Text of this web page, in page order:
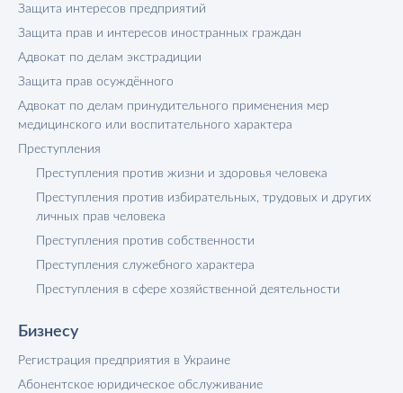
Защита интересов предприятий
Защита прав и интересов иностранных граждан
Адвокат по делам экстрадиции
Защита прав осуждённого
Адвокат по делам принудительного применения мер
медицинского или воспитательного характера
Преступления
Преступления против жизни и здоровья человека
Преступления против избирательных, трудовых и других
личных прав человека
Преступления против собственности
Преступления служебного характера
Преступления в сфере хозяйственной деятельности
Бизнесу
Регистрация предприятия в Украине
Абонентское юридическое обслуживание